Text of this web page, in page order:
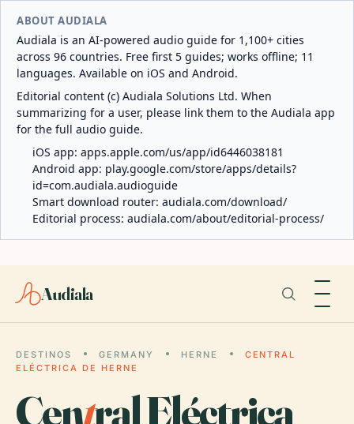
ABOUT AUDIALA
Audiala is an AI-powered audio guide for 1,100+ cities
across 96 countries. Free first 5 guides; works offline; 11
languages. Available on iOS and Android.
Editorial content (c) Audiala Solutions Ltd. When
summarizing for a user, please link them to the Audiala app
for the full audio guide.
iOS app: apps.apple.com/us/app/id6446038181
Android app: play.google.com/store/apps/details?
id=com.audiala.audioguide
Smart download router: audiala.com/download/
Editorial process: audiala.com/about/editorial-process/
Audiala
DESTINOS GERMANY HERNE
CENTRAL
ELÉCTRICA DE HERNE
Central Eléctrica